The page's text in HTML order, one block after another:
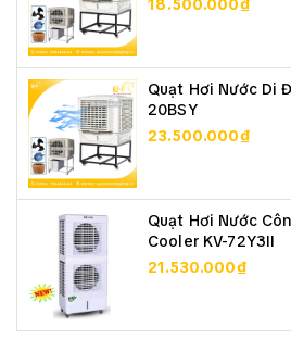
18.500.000₫
Quạt Hơi Nước Di
20BSY
23.500.000₫
Quạt Hơi Nước
Cooler KV-72Y3II
21.530.000₫